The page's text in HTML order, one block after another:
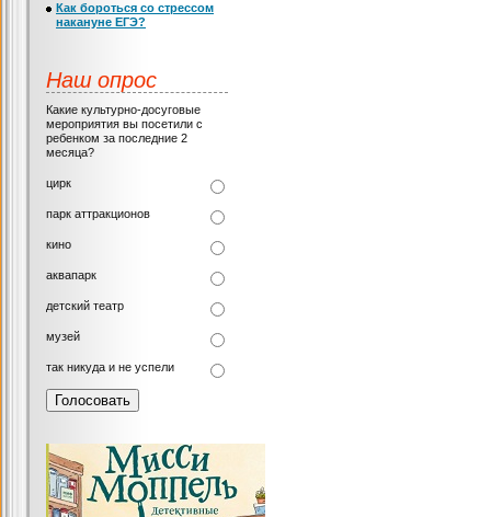
Как бороться со стрессом
накануне ЕГЭ?
Наш опрос
Какие культурно-досуговые
мероприятия вы посетили с
ребенком за последние 2
месяца?
цирк
парк аттракционов
кино
аквапарк
детский театр
музей
так никуда и не успели